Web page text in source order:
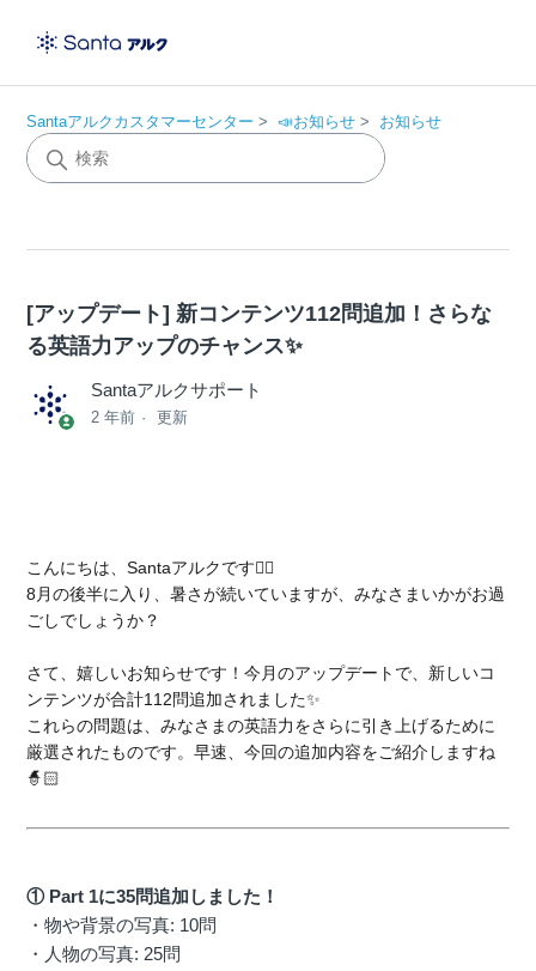
Santaアルクカスタマーセンター 📣お知らせ お知らせ
[アップデート] 新コンテンツ112問追加！さらな
る英語力アップのチャンス✨
Santaアルクサポート
2 年前 更新
こんにちは、Santaアルクです🏄🏻
8月の後半に入り、暑さが続いていますが、みなさまいかがお過
ごしでしょうか？
さて、嬉しいお知らせです！今月のアップデートで、新しいコ
ンテンツが合計112問追加されました✨
これらの問題は、みなさまの英語力をさらに引き上げるために
厳選されたものです。早速、今回の追加内容をご紹介しますね
🧙🏻
① Part 1に35問追加しました！
・物や背景の写真: 10問
・人物の写真: 25問